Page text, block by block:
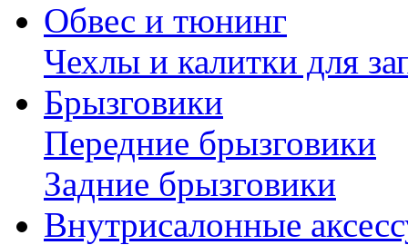
Обвес и тюнинг
Чехлы и калитки для
Брызговики
Передние брызговики
Задние брызговики
Внутрисалонные